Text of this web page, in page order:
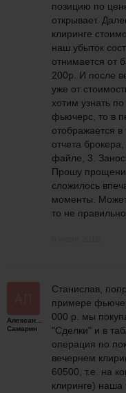
позицию по
открывает.
клиринге
наш убыток
отнимается от
200р. И после
уже от
хотим узнать
фьючерс, то в
отображается
отчета
файле, 3.
Прошу
сложилось
моменты.
то не
Александр
Самарин
Станислав,
примере
000 р. мы
"Сделки" и в
операция по
вечернем
60500, т.е. на
клиринге)